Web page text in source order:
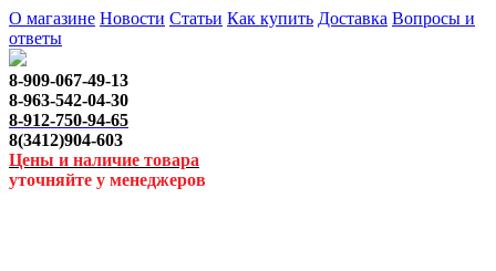
О магазине Новости Статьи Как купить Доставка Вопросы и
ответы
8-909-067-49-13
8-963-542-04-30
8-912-750-94-65
8(3412)904-603
Цены и наличие товара
уточняйте у менеджеров